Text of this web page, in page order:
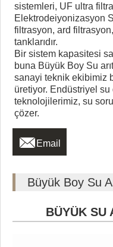
sistemleri, UF ultra
Elektrodeiyonizasyon
filtrasyon, ard
tanklarıdır.
Bir sistem kapasitesi
buna Büyük Boy Su
sanayi teknik ekibimiz
üretiyor. Endüstriyel
teknolojilerimiz, su
çözer.
 Email
Büyük Boy Su
BÜYÜK SU